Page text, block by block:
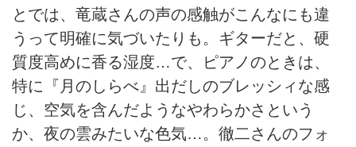
とでは、竜蔵さんの声の感触がこんなにも違
うって明確に気づいたりも。ギターだと、硬
質度高めに香る湿度…で、ピアノのときは、
特に『月のしらべ』出だしのブレッシィな感
じ、空気を含んだようなやわらかさという
か、夜の雲みたいな色気…。徹二さんのフォ